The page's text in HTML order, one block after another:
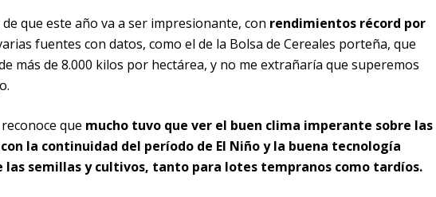
que este año va a ser impresionante, con rendimientos récord por
fuentes con datos, como el de la Bolsa de Cereales porteña, que
más de 8.000 kilos por hectárea, y no me extrañaría que superemos
que mucho tuvo que ver el buen clima imperante sobre las
la continuidad del período de El Niño y la buena tecnología
las semillas y cultivos, tanto para lotes tempranos como tardíos.